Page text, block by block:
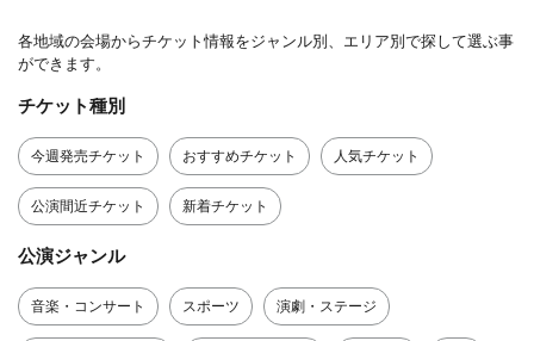
各地域の会場からチケット情報をジャンル別、エリア別で探して選ぶ事
ができます。
チケット種別
今週発売チケット おすすめチケット 人気チケット
公演間近チケット 新着チケット
公演ジャンル
音楽・コンサート スポーツ 演劇・ステージ